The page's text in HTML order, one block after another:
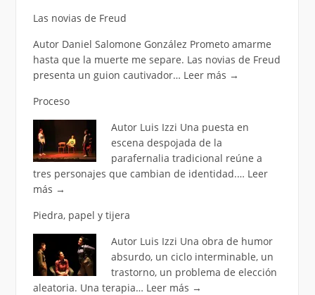
Las novias de Freud
Autor Daniel Salomone González Prometo amarme
hasta que la muerte me separe. Las novias de Freud
presenta un guion cautivador… Leer más →
Proceso
Autor Luis Izzi Una puesta en
escena despojada de la
parafernalia tradicional reúne a
tres personajes que cambian de identidad.… Leer
más →
Piedra, papel y tijera
Autor Luis Izzi Una obra de humor
absurdo, un ciclo interminable, un
trastorno, un problema de elección
aleatoria. Una terapia… Leer más →